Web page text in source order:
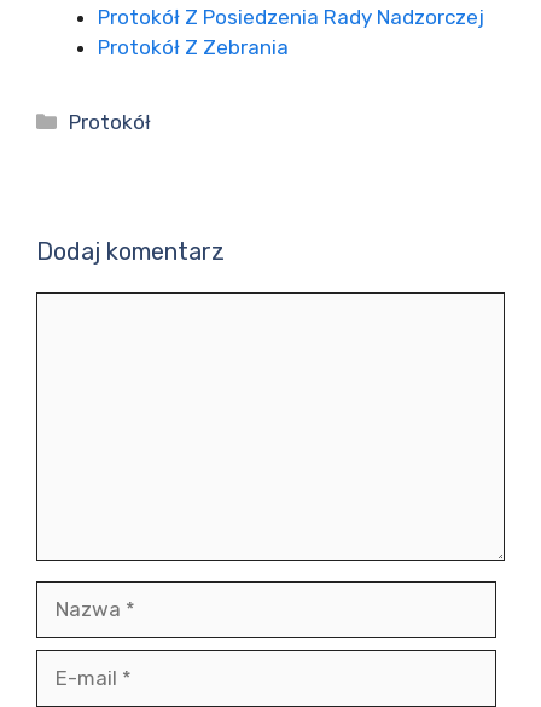
Protokół Z Posiedzenia Rady Nadzorczej
Protokół Z Zebrania
Kategorie
Protokół
Dodaj komentarz
mail